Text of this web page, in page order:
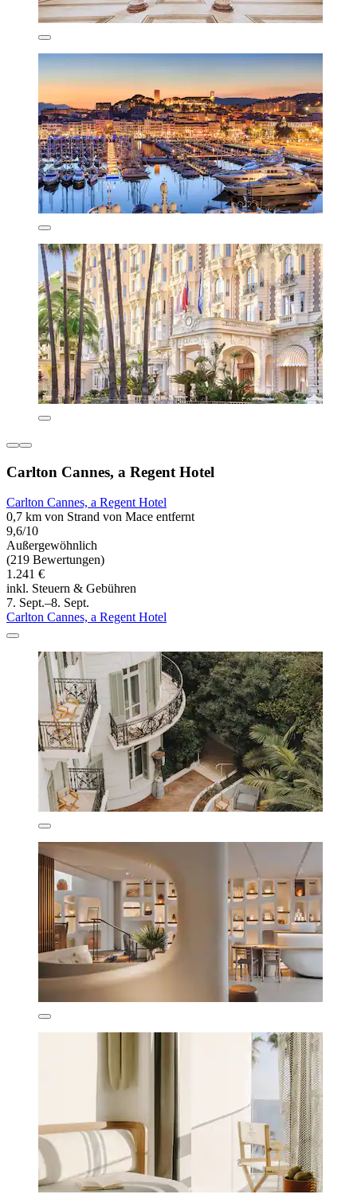
Carlton Cannes, a Regent Hotel
Carlton Cannes, a Regent Hotel
0,7 km von Strand von Mace entfernt
9,6/10
Außergewöhnlich
(219 Bewertungen)
1.241 €
inkl. Steuern & Gebühren
7. Sept.–8. Sept.
Carlton Cannes, a Regent Hotel